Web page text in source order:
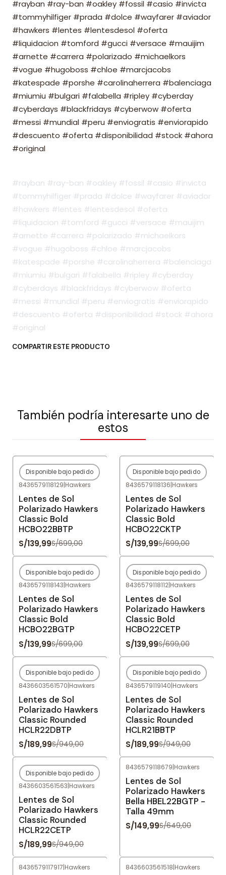
#rayban #ray-ban #oakley #fossil #casio #invicta
#tommyhilfiger #prada #dolce #wayfarer #aviador
#hawkers #lentes #lentesdesol #oferta
#liquidacion #tomford #gucci #versace #mauijim
#arnette #carrera #polarizado #michaelkors
#vogue #hugoboss #chloe #marcjacobs
#katespade #porshe #carolinaherrera #balenciaga
#miumiu #bulgari #falabella #ripley #cyberday
#cyberdays #blackfridays #cyberwow #oferta
#messi #mundial #peru #enviogratis #enviorapido
#descuento #oferta #disponibilidad #stock #ahora
#original
#rayban #ray-ban #oakley #fossil #casio #invicta
#tommyhilfiger #prada #dolce #wayfarer #aviador
#hawkers #lentes #lentesdesol #oferta
#liquidacion #tomford #gucci #versace #mauijim
#arnette #carrera #polarizado #michaelkors
#vogue #hugoboss #chloe #marcjacobs
#katespade #porshe #carolinaherrera #balenciaga
#miumiu #bulgari #falabella #ripley #cyberday
#cyberdays #blackfridays #cyberwow #oferta
#messi #mundial #peru #enviogratis #enviorapido
#descuento #oferta #disponibilidad #stock #ahora
#original
COMPARTIR ESTE PRODUCTO
También podría interesarte uno de
estos
-80%OFF
Agotado
Disponible bajo pedido
8436579118129|Hawkers
Lentes de Sol
Polarizado Hawkers
Classic Bold
HCBO22BBTP
S/139,99S/699,00
-80%OFF
Agotado
Disponible bajo pedido
8436579118136|Hawkers
Lentes de Sol
Polarizado Hawkers
Classic Bold
HCBO22CKTP
S/139,99S/699,00
-80%OFF
Agotado
Disponible bajo pedido
8436579118143|Hawkers
Lentes de Sol
Polarizado Hawkers
Classic Bold
HCBO22BGTP
S/139,99S/699,00
-80%OFF
Agotado
Disponible bajo pedido
8436579118112|Hawkers
Lentes de Sol
Polarizado Hawkers
Classic Bold
HCBO22CETP
S/139,99S/699,00
-80%OFF
Agotado
Disponible bajo pedido
8436603561570|Hawkers
Lentes de Sol
Polarizado Hawkers
Classic Rounded
HCLR22DBTP
S/189,99S/949,00
-80%OFF
Agotado
Disponible bajo pedido
8436579119140|Hawkers
Lentes de Sol
Polarizado Hawkers
Classic Rounded
HCLR21BBTP
S/189,99S/949,00
-80%OFF
Agotado
Disponible bajo pedido
8436603561563|Hawkers
Lentes de Sol
Polarizado Hawkers
Classic Rounded
HCLR22CETP
S/189,99S/949,00
8436579118679|Hawkers
Lentes de Sol
Polarizado Hawkers
Bella HBEL22BGTP -
Talla 49mm
S/149,99S/649,00
8436579117917|Hawkers 8436603561518|Hawkers